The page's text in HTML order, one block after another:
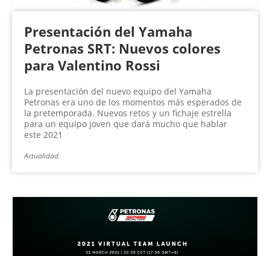
Presentación del Yamaha
Petronas SRT: Nuevos colores
para Valentino Rossi
La presentación del nuevo equipo del Yamaha
Petronas era uno de los momentos más esperados de
la pretemporada. Nuevos retos y un fichaje estrella
para un equipo joven que dará mucho que hablar
este 2021
Actualidad